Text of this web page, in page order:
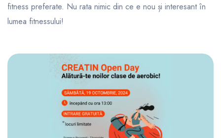
fitness preferate. Nu rata nimic din ce e nou și interesant în
lumea fitnessului!